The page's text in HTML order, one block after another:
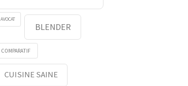
AVOCAT
BLENDER
COMPARATIF
CUISINE SAINE